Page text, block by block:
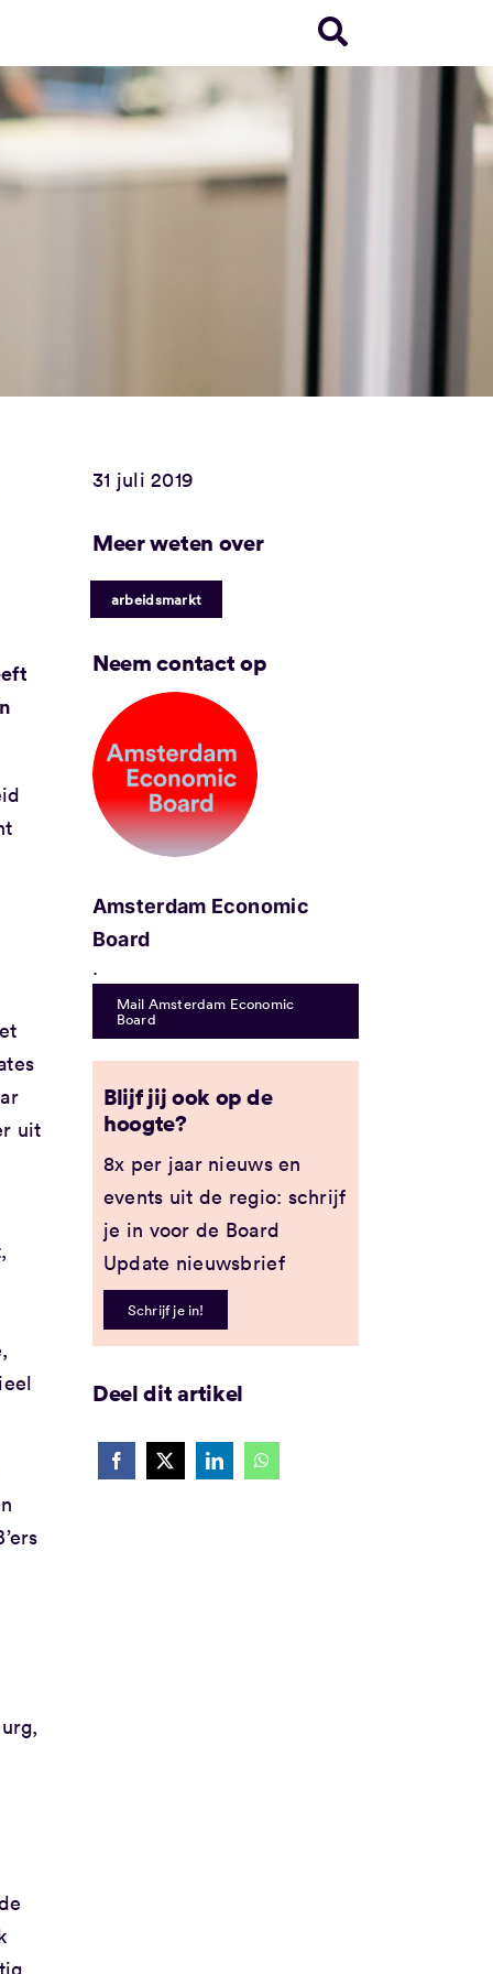
uit
31 juli 2019
Meer weten over
arbeidsmarkt
Neem contact op
Amsterdam Economic
Board
.
Mail Amsterdam Economic
Board
Blijf jij ook op de
hoogte?
8x per jaar nieuws en
events uit de regio: schrijf
je in voor de Board
Update nieuwsbrief
Schrijf je in!
Deel dit artikel